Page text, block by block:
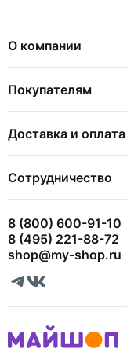
О компании
Покупателям
Доставка и оплата
Сотрудничество
8 (800) 600-91-10
8 (495) 221-88-72
shop@my-shop.ru